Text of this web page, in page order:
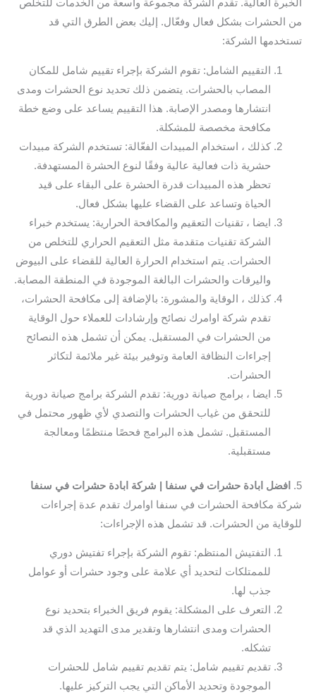
الخبرة العالية. تقدم الشركة مجموعة واسعة من الخدمات للتخلص
من الحشرات بشكل فعال وفعّال. إليك بعض الطرق التي قد
تستخدمها الشركة:
التقييم الشامل: تقوم الشركة بإجراء تقييم شامل للمكان
المصاب بالحشرات. يتضمن ذلك تحديد نوع الحشرات ومدى
انتشارها ومصدر الإصابة. هذا التقييم يساعد على وضع خطة
مكافحة مخصصة للمشكلة.
كذلك ، استخدام المبيدات الفعّالة: تستخدم الشركة مبيدات
حشرية ذات فعالية عالية وفقًا لنوع الحشرة المستهدفة.
تحظر هذه المبيدات قدرة الحشرة على البقاء على قيد
الحياة وتساعد على القضاء عليها بشكل فعال.
ايضا ، تقنيات التعقيم والمكافحة الحرارية: يستخدم خبراء
الشركة تقنيات متقدمة مثل التعقيم الحراري للتخلص من
الحشرات. يتم استخدام الحرارة العالية للقضاء على البيوض
واليرقات والحشرات البالغة الموجودة في المنطقة المصابة.
كذلك ، الوقاية والمشورة: بالإضافة إلى مكافحة الحشرات،
تقدم شركة اوامرك نصائح وإرشادات للعملاء حول الوقاية
من الحشرات في المستقبل. يمكن أن تشمل هذه النصائح
إجراءات النظافة العامة وتوفير بيئة غير ملائمة لتكاثر
الحشرات.
ايضا ، برامج صيانة دورية: تقدم الشركة برامج صيانة دورية
للتحقق من غياب الحشرات والتصدي لأي ظهور محتمل في
المستقبل. تشمل هذه البرامج فحصًا منتظمًا ومعالجة
مستقبلية.
5.
افضل ابادة حشرات في سنفا | شركة ابادة حشرات في سنفا
شركة مكافحة الحشرات في سنفا اوامرك تقدم عدة إجراءات
للوقاية من الحشرات. قد تشمل هذه الإجراءات:
التفتيش المنتظم: تقوم الشركة بإجراء تفتيش دوري
للممتلكات لتحديد أي علامة على وجود حشرات أو عوامل
جذب لها.
التعرف على المشكلة: يقوم فريق الخبراء بتحديد نوع
الحشرات ومدى انتشارها وتقدير مدى التهديد الذي قد
تشكله.
تقديم تقييم شامل: يتم تقديم تقييم شامل للحشرات
الموجودة وتحديد الأماكن التي يجب التركيز عليها.